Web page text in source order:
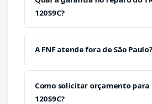
120S9C?
A FNF atende fora de São Paulo?
Como solicitar orçamento para
120S9C?